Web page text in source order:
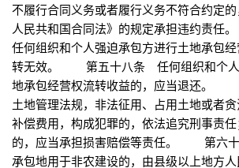
不履行合同义务或者履行义务不符合约定
人民共和国合同法》的规定承担违约责
任何组织和个人强迫承包方进行土地承包
转无效。 第五十八条 任何组织和个人
地承包经营权流转收益的，应当退还
土地管理法规，非法征用、占用土地或者
补偿费用，构成犯罪的，依法追究刑事责
的，应当承担损害赔偿等责任。 第六
承包地用于非农建设的，由县级以上地方